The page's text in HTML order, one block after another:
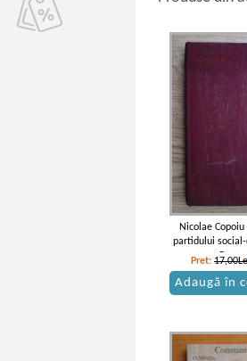
Nicolae
partidului
Pret:
Adaugă în